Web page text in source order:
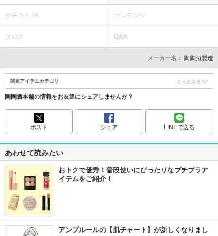
クチコミ (0) コンテンツ
ブログ Q&A
メーカー名： 陶陶酒製造
関連アイテムカテゴリ もっとみる
陶陶酒本舗の情報をお友達にシェアしませんか？
ポスト シェア LINEで送る
あわせて読みたい
おトクで優秀！普段使いにぴったりなプチプラア
イテムをご紹介！
アンプルールの【肌チャート】が新しくなりまし